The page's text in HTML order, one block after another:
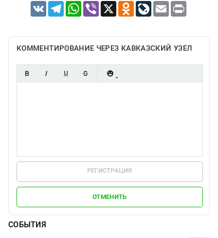
VK TelegramWhatsApp
Viber X Odnoklassniki
LiveJournal
Email Print
КОММЕНТИРОВАНИЕ ЧЕРЕЗ КАВКАЗСКИЙ УЗЕЛ
РЕГИСТРАЦИЯ
ОТМЕНИТЬ
СОБЫТИЯ